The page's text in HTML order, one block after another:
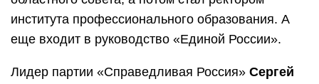
института профессионального образования. А
еще входит в руководство «Единой России».
Лидер партии «Справедливая Россия» Сергей